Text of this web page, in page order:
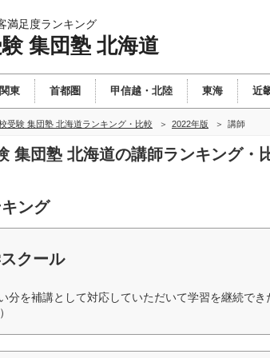
満足度ランキング
集団塾 北海道
東 首都圏 甲信越・北陸 東海 近
受験 集団塾 北海道ランキング・比較 2022年版 講師
集団塾 北海道の講師ランキング・
ング
クール
分を補講として対応していただいて学習を継続でき